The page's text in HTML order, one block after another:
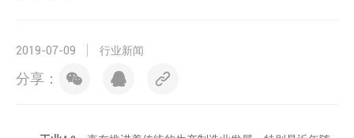
2019-07-09 行业新闻
分享：